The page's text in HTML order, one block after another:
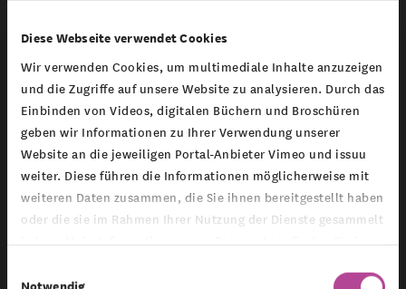
Diese Webseite verwendet Cookies
Wir verwenden Cookies, um multimediale Inhalte anzuzeigen
und die Zugriffe auf unsere Website zu analysieren. Durch das
Einbinden von Videos, digitalen Büchern und Broschüren
geben wir Informationen zu Ihrer Verwendung unserer
Website an die jeweiligen Portal-Anbieter Vimeo und issuu
weiter. Diese führen die Informationen möglicherweise mit
weiteren Daten zusammen, die Sie ihnen bereitgestellt haben
oder die sie im Rahmen Ihrer Nutzung der Dienste gesammelt
haben. Mehr Informationen zum Datenschutz finden Sie in
Carl Richard Montag Förderstiftung
Montag Stiftung Denkwerkstatt